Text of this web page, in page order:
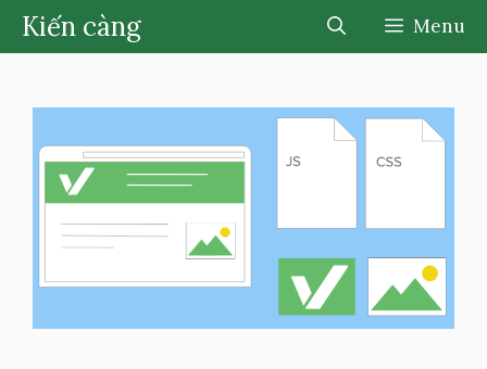
Chuyển
đến
dung
Kiến càng Menu